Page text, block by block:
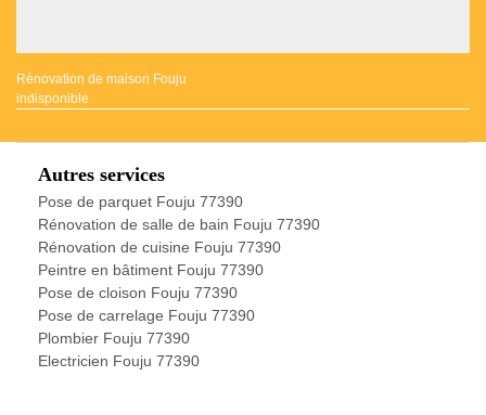
Rénovation de maison Fouju
indisponible
Autres services
Pose de parquet Fouju 77390
Rénovation de salle de bain Fouju 77390
Rénovation de cuisine Fouju 77390
Peintre en bâtiment Fouju 77390
Pose de cloison Fouju 77390
Pose de carrelage Fouju 77390
Plombier Fouju 77390
Electricien Fouju 77390